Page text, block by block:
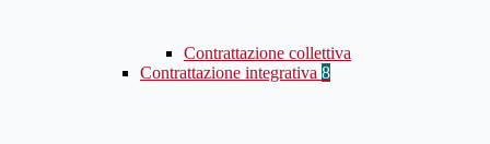
Contrattazione collettiva
Contrattazione integrativa 8